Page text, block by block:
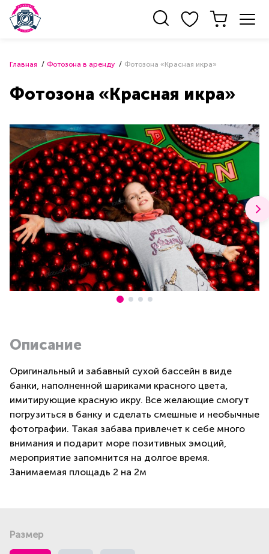
Главная Фотозона в аренду Фотозона «Красная икра»
Фотозона «Красная икра»
Описание
Оригинальный и забавный сухой бассейн в виде
банки, наполненной шариками красного цвета,
имитирующие красную икру. Все желающие смогут
погрузиться в банку и сделать смешные и необычные
фотографии. Такая забава привлечет к себе много
внимания и подарит море позитивных эмоций,
мероприятие запомнится на долгое время.
Занимаемая площадь 2 на 2м
Размер